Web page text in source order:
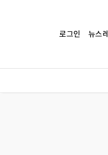
로그인 뉴스